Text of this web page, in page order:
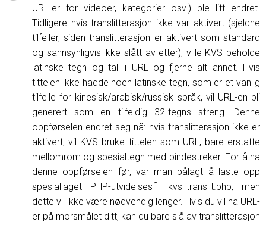
URL-er for videoer, kategorier osv.) ble litt endret.
Tidligere hvis translitterasjon ikke var aktivert (sjeldne
tilfeller, siden translitterasjon er aktivert som standard
og sannsynligvis ikke slått av etter), ville KVS beholde
latinske tegn og tall i URL og fjerne alt annet. Hvis
tittelen ikke hadde noen latinske tegn, som er et vanlig
tilfelle for kinesisk/arabisk/russisk språk, vil URL-en bli
generert som en tilfeldig 32-tegns streng. Denne
oppførselen endret seg nå: hvis translitterasjon ikke er
aktivert, vil KVS bruke tittelen som URL, bare erstatte
mellomrom og spesialtegn med bindestreker. For å ha
denne oppførselen før, var man pålagt å laste opp
spesiallaget PHP-utvidelsesfil kvs_translit.php, men
dette vil ikke være nødvendig lenger. Hvis du vil ha URL-
er på morsmålet ditt, kan du bare slå av translitterasjon